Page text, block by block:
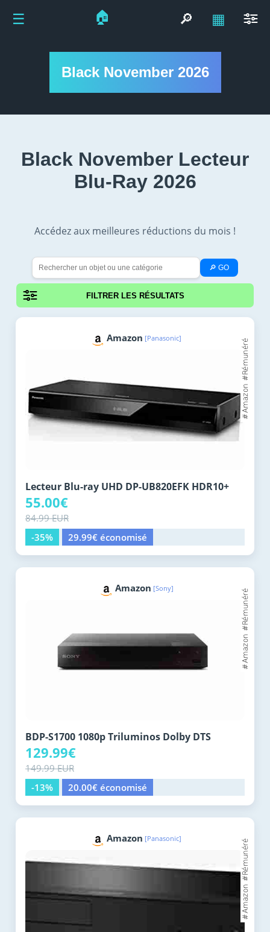
Black November 2026
Black November Lecteur
Blu-Ray 2026
Accédez aux meilleures réductions du mois !
🔎 GO
☰ 🏠 🔎 ▦
FILTRER LES RÉSULTATS
Amazon [Panasonic]
Lecteur Blu-ray UHD DP-UB820EFK HDR10+
55.00€
84.99 EUR
-35%
29.99€ économisé
Amazon [Sony]
BDP-S1700 1080p Triluminos Dolby DTS
129.99€
149.99 EUR
-13%
20.00€ économisé
Amazon [Panasonic]